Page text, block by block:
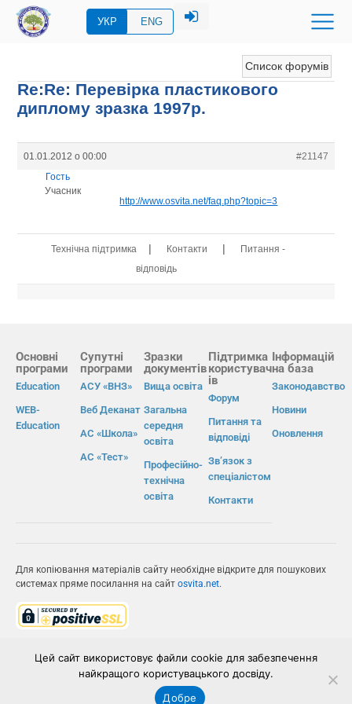
УКР ENG
Список форумів
Re:Re: Перевірка пластикового
диплому зразка 1997р.
01.01.2012 о 00:00
#21147
Гость
Учасник
http://www.osvita.net/faq.php?topic=3
Технічна підтримка | Контакти |
Питання -
відповідь
Основні
програми
Education
WEB-
Education
Супутні
програми
АСУ «ВНЗ»
Веб Деканат
АС «Школа»
АС «Тест»
Зразки
документів
Вища освіта
Загальна
середня
освіта
Професійно-
технічна
освіта
Підтримка
користувач
ів
Форум
Питання та
відповіді
Зв’язок з
спеціалістом
Контакти
Інформацій
на база
Законодавство
Новини
Оновлення
Для копіювання матеріалів сайту необхідне відкрите для пошукових
системах пряме посилання на сайт osvita.net.
ІВС «ОСВІТА»
Цей сайт використовує файли cookie для забезпечення
найкращого користувацького досвіду.
Добре